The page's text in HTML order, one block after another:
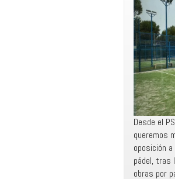
Desde el
queremos
oposición
pádel, tras
obras por